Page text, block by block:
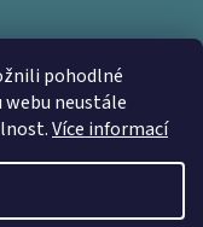
pohodlné
neustále
Více informací
do projektu
obaly a přineste